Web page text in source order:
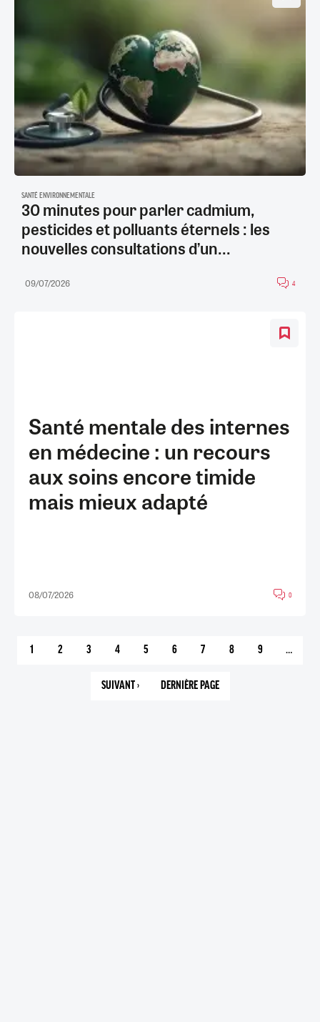
SANTÉ ENVIRONNEMENTALE
30 minutes pour parler cadmium,
pesticides et polluants éternels : les
nouvelles consultations d’un...
09/07/2026 4
Santé mentale des internes
en médecine : un recours
aux soins encore timide
mais mieux adapté
08/07/2026 0
PAGE
1 PAGE
2 PAGE
3 PAGE
4 PAGE
5 PAGE
6 PAGE
7 PAGE
8 PAGE
9 …
PAGE
SUIVANT › DERNIÈRE PAGE
113